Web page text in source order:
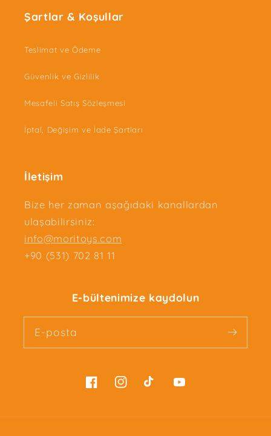
Şartlar & Koşullar
Teslimat ve Ödeme
Güvenlik ve Gizlilik
Mesafeli Satış Sözleşmesi
İptal, Değişim ve İade Şartları
İletişim
Bize her zaman aşağıdaki kanallardan
ulaşabilirsiniz:
info@moritoys.com
+90 (531) 702 81 11
E-bültenimize kaydolun
E-posta
FacebookInstagramTikTok YouTube